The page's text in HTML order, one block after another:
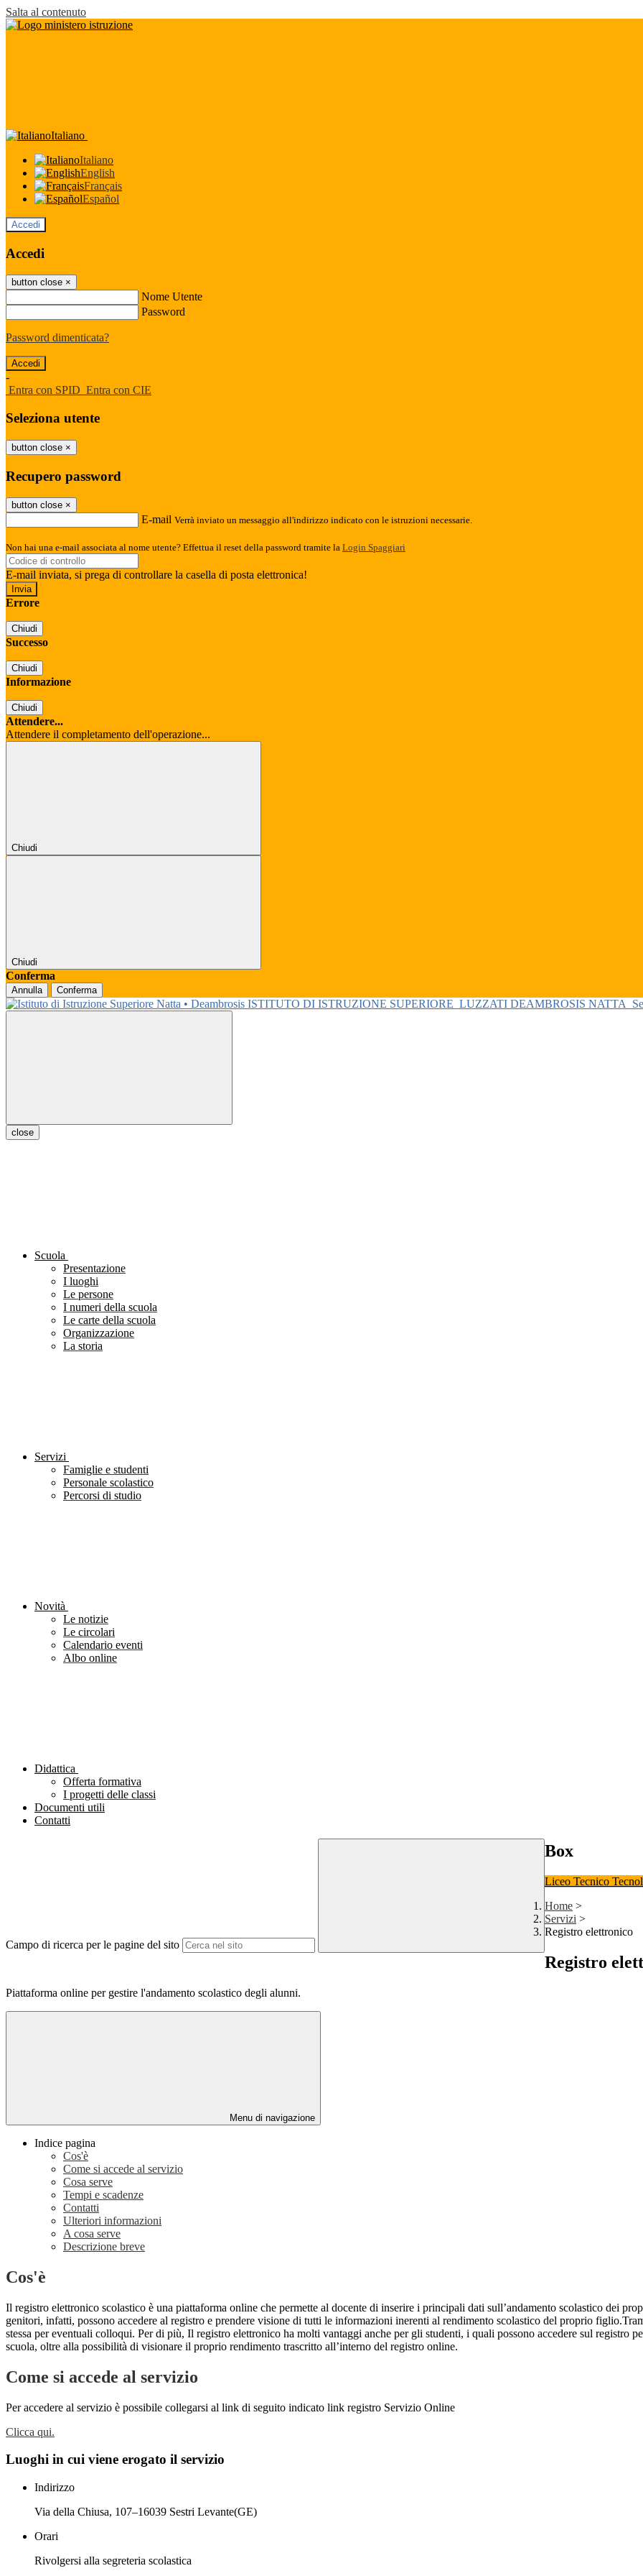
Salta al contenuto
Italiano
Italiano
English
Français
Español
Accedi
Accedi
button close ×
Nome Utente
Password
Password dimenticata?
-
Entra con SPID Entra con CIE
Seleziona utente
button close ×
Recupero password
button close ×
E-mail Verrà inviato un messaggio all'indirizzo indicato con le istruzioni necessarie.
Non hai una e-mail associata al nome utente? Effettua il reset della password tramite la Login Spaggiari
E-mail inviata, si prega di controllare la casella di posta elettronica!
Errore
Chiudi
Successo
Chiudi
Informazione
Chiudi
Attendere...
Attendere il completamento dell'operazione...
Chiudi
Chiudi
Conferma
Annulla Conferma
ISTITUTO DI ISTRUZIONE SUPERIORE LUZZATI DEAMBROSIS NATTA
close
Scuola
Presentazione
I luoghi
Le persone
I numeri della scuola
Le carte della scuola
Organizzazione
La storia
Servizi
Famiglie e studenti
Personale scolastico
Percorsi di studio
Novità
Le notizie
Le circolari
Calendario eventi
Albo online
Didattica
Offerta formativa
I progetti delle classi
Documenti utili
Contatti
Campo di ricerca per le pagine del sito
Box
Liceo Tecnico
Home >
Servizi >
Registro elettronico
Registro
Piattaforma online per gestire l'andamento scolastico degli alunni.
Menu di navigazione
Indice pagina
Cos'è
Come si accede al servizio
Cosa serve
Tempi e scadenze
Contatti
Ulteriori informazioni
A cosa serve
Descrizione breve
Cos'è
Il registro elettronico scolastico è una piattaforma online che permette al docente di inserire i principali dati sull’andamento scolastico dei
genitori, infatti, possono accedere al registro e prendere visione di tutti le informazioni inerenti al rendimento scolastico del proprio
stessa per eventuali colloqui. Per di più, Il registro elettronico ha molti vantaggi anche per gli studenti, i quali possono accedere sul registro
scuola, oltre alla possibilità di visionare il proprio rendimento trascritto all’interno del registro online.
Come si accede al servizio
Per accedere al servizio è possibile collegarsi al link di seguito indicato link registro Servizio Online
Clicca qui.
Luoghi in cui viene erogato il servizio
Indirizzo
Via della Chiusa, 107–16039 Sestri Levante(GE)
Orari
Rivolgersi alla segreteria scolastica